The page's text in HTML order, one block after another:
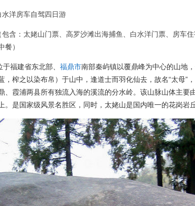
洋房车自驾四日游
包含：太姥山门票、高罗沙滩出海捕鱼、白水洋门票、房
餐）
福建省东北部、 福鼎市南部秦屿镇以覆鼎峰为中心的山地
，榨之以染布帛）于山中，逢道士而羽化仙去，故名“太母”
、霞浦两县所有独流入海的溪流的分水岭。该山脉山体主
。 是国家级风景名胜区，同时，太姥山是国内唯一的花岗岩